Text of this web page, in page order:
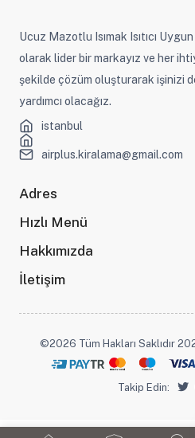
Ucuz Mazotlu Isımak Isıtıcı
olarak lider bir markayız ve her
şekilde çözüm oluşturarak işinizi
yardımcı olacağız.
istanbul
airplus.kiralama@gmail.com
Adres
Hızlı Menü
Hakkımızda
İletişim
©2026 Tüm Hakları Saklıdır
Takip Edin: